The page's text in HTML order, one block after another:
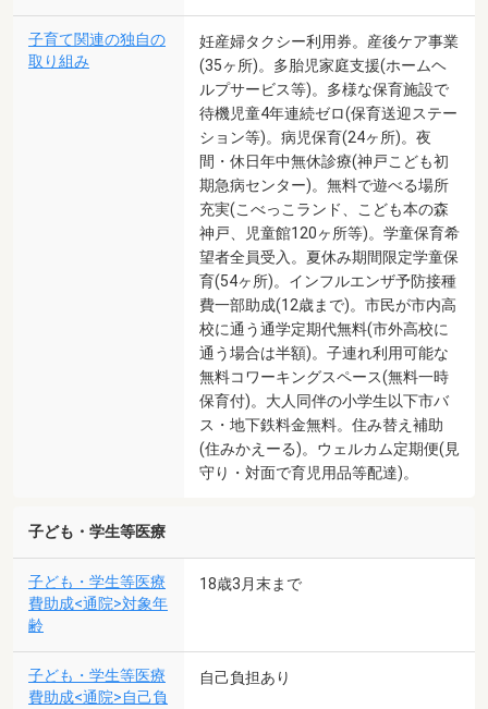
子育て関連の独自の
取り組み
妊産婦タクシー利用券。産後ケア事業
(35ヶ所)。多胎児家庭支援(ホームヘ
ルプサービス等)。多様な保育施設で
待機児童4年連続ゼロ(保育送迎ステー
ション等)。病児保育(24ヶ所)。夜
間・休日年中無休診療(神戸こども初
期急病センター)。無料で遊べる場所
充実(こべっこランド、こども本の森
神戸、児童館120ヶ所等)。学童保育希
望者全員受入。夏休み期間限定学童保
育(54ヶ所)。インフルエンザ予防接種
費一部助成(12歳まで)。市民が市内高
校に通う通学定期代無料(市外高校に
通う場合は半額)。子連れ利用可能な
無料コワーキングスペース(無料一時
保育付)。大人同伴の小学生以下市バ
ス・地下鉄料金無料。住み替え補助
(住みかえーる)。ウェルカム定期便(見
守り・対面で育児用品等配達)。
子ども・学生等医療
子ども・学生等医療
費助成<通院>対象年
齢
18歳3月末まで
子ども・学生等医療
費助成<通院>自己負
自己負担あり